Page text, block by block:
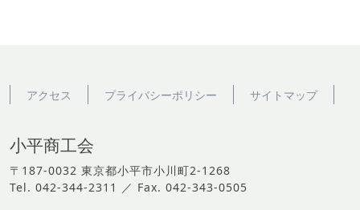
アクセス プライバシーポリシー サイトマップ
小平商工会
〒187-0032 東京都小平市小川町2-1268
Tel. 042-344-2311 ／ Fax. 042-343-0505